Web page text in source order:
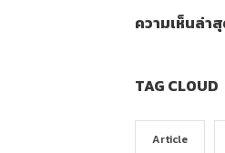
ความเห็นล่า
TAG CLOUD
Article